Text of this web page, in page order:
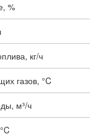
%
кг/ч
газов, °C
м³/ч